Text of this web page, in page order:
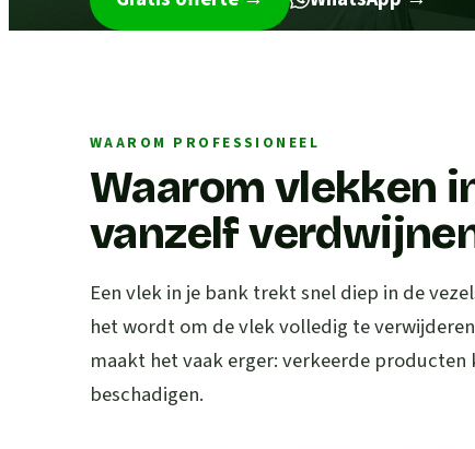
WAAROM PROFESSIONEEL
Waarom vlekken
vanzelf
Een vlek in je bank trekt snel diep in de
het wordt om de vlek volledig te
maakt het vaak erger: verkeerde
beschadigen.